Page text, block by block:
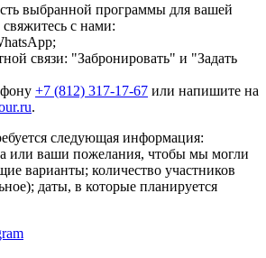
выбранной программы для вашей
с нами:
связи: "Забронировать" и "Задать
+7 (812) 317-17-67 или напишите на
.
следующая информация:
или ваши пожелания, чтобы мы могли
варианты; количество участников
даты, в которые планируется